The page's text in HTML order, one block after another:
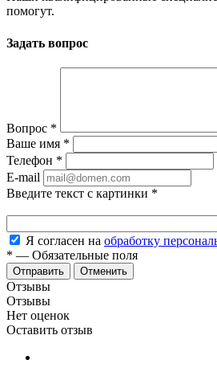
помогут.
Задать вопрос
Вопрос *
Ваше имя *
Телефон *
E-mail
Введите текст с картинки *
Я согласен на обработку
* — Обязательные поля
Отменить
Отзывы
Отзывы
Нет оценок
Оставить отзыв